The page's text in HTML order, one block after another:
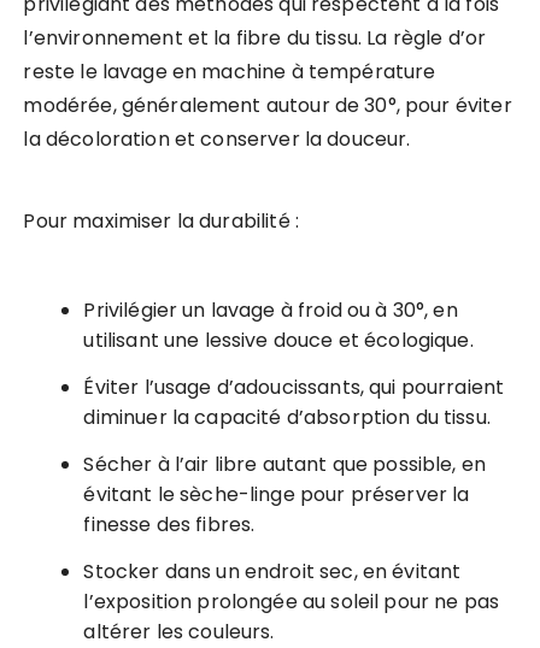
l’environnement et la fibre du tissu. La règle d’or
reste le lavage en machine à température
modérée, généralement autour de 30°, pour éviter
la décoloration et conserver la douceur.
Pour maximiser la durabilité :
Privilégier un lavage à froid ou à 30°, en
utilisant une lessive douce et écologique.
Éviter l’usage d’adoucissants, qui pourraient
diminuer la capacité d’absorption du tissu.
Sécher à l’air libre autant que possible, en
évitant le sèche-linge pour préserver la
finesse des fibres.
Stocker dans un endroit sec, en évitant
l’exposition prolongée au soleil pour ne pas
altérer les couleurs.